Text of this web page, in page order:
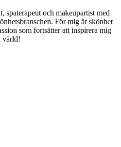
spaterapeut och makeupartist med
För mig är skönhet
som fortsätter att inspirera mig
värld!